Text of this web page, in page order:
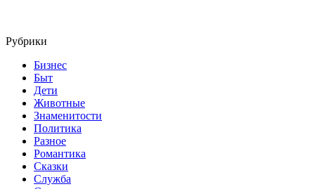
Рубрики
Бизнес
Быт
Дети
Животные
Знаменитости
Политика
Разное
Романтика
Сказки
Служба